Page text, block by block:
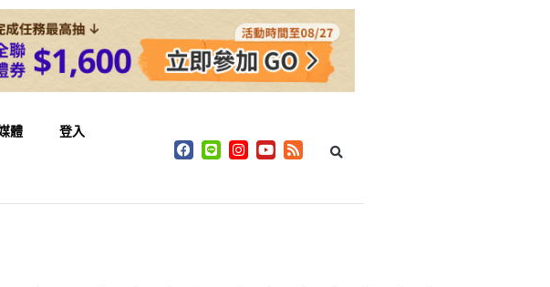
體 登入